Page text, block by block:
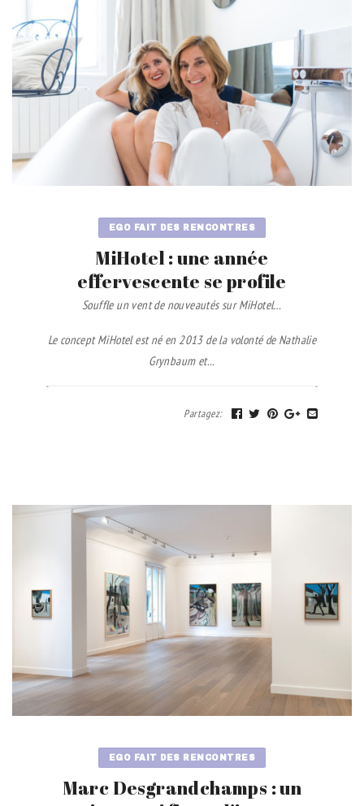
EGO FAIT DES RENCONTRES
MiHotel : une année
effervescente se profile
Souffle un vent de nouveautés sur MiHotel…
Le concept MiHotel est né en 2013 de la volonté de Nathalie
Grynbaum et...
Partagez:
EGO FAIT DES RENCONTRES
Marc Desgrandchamps : un